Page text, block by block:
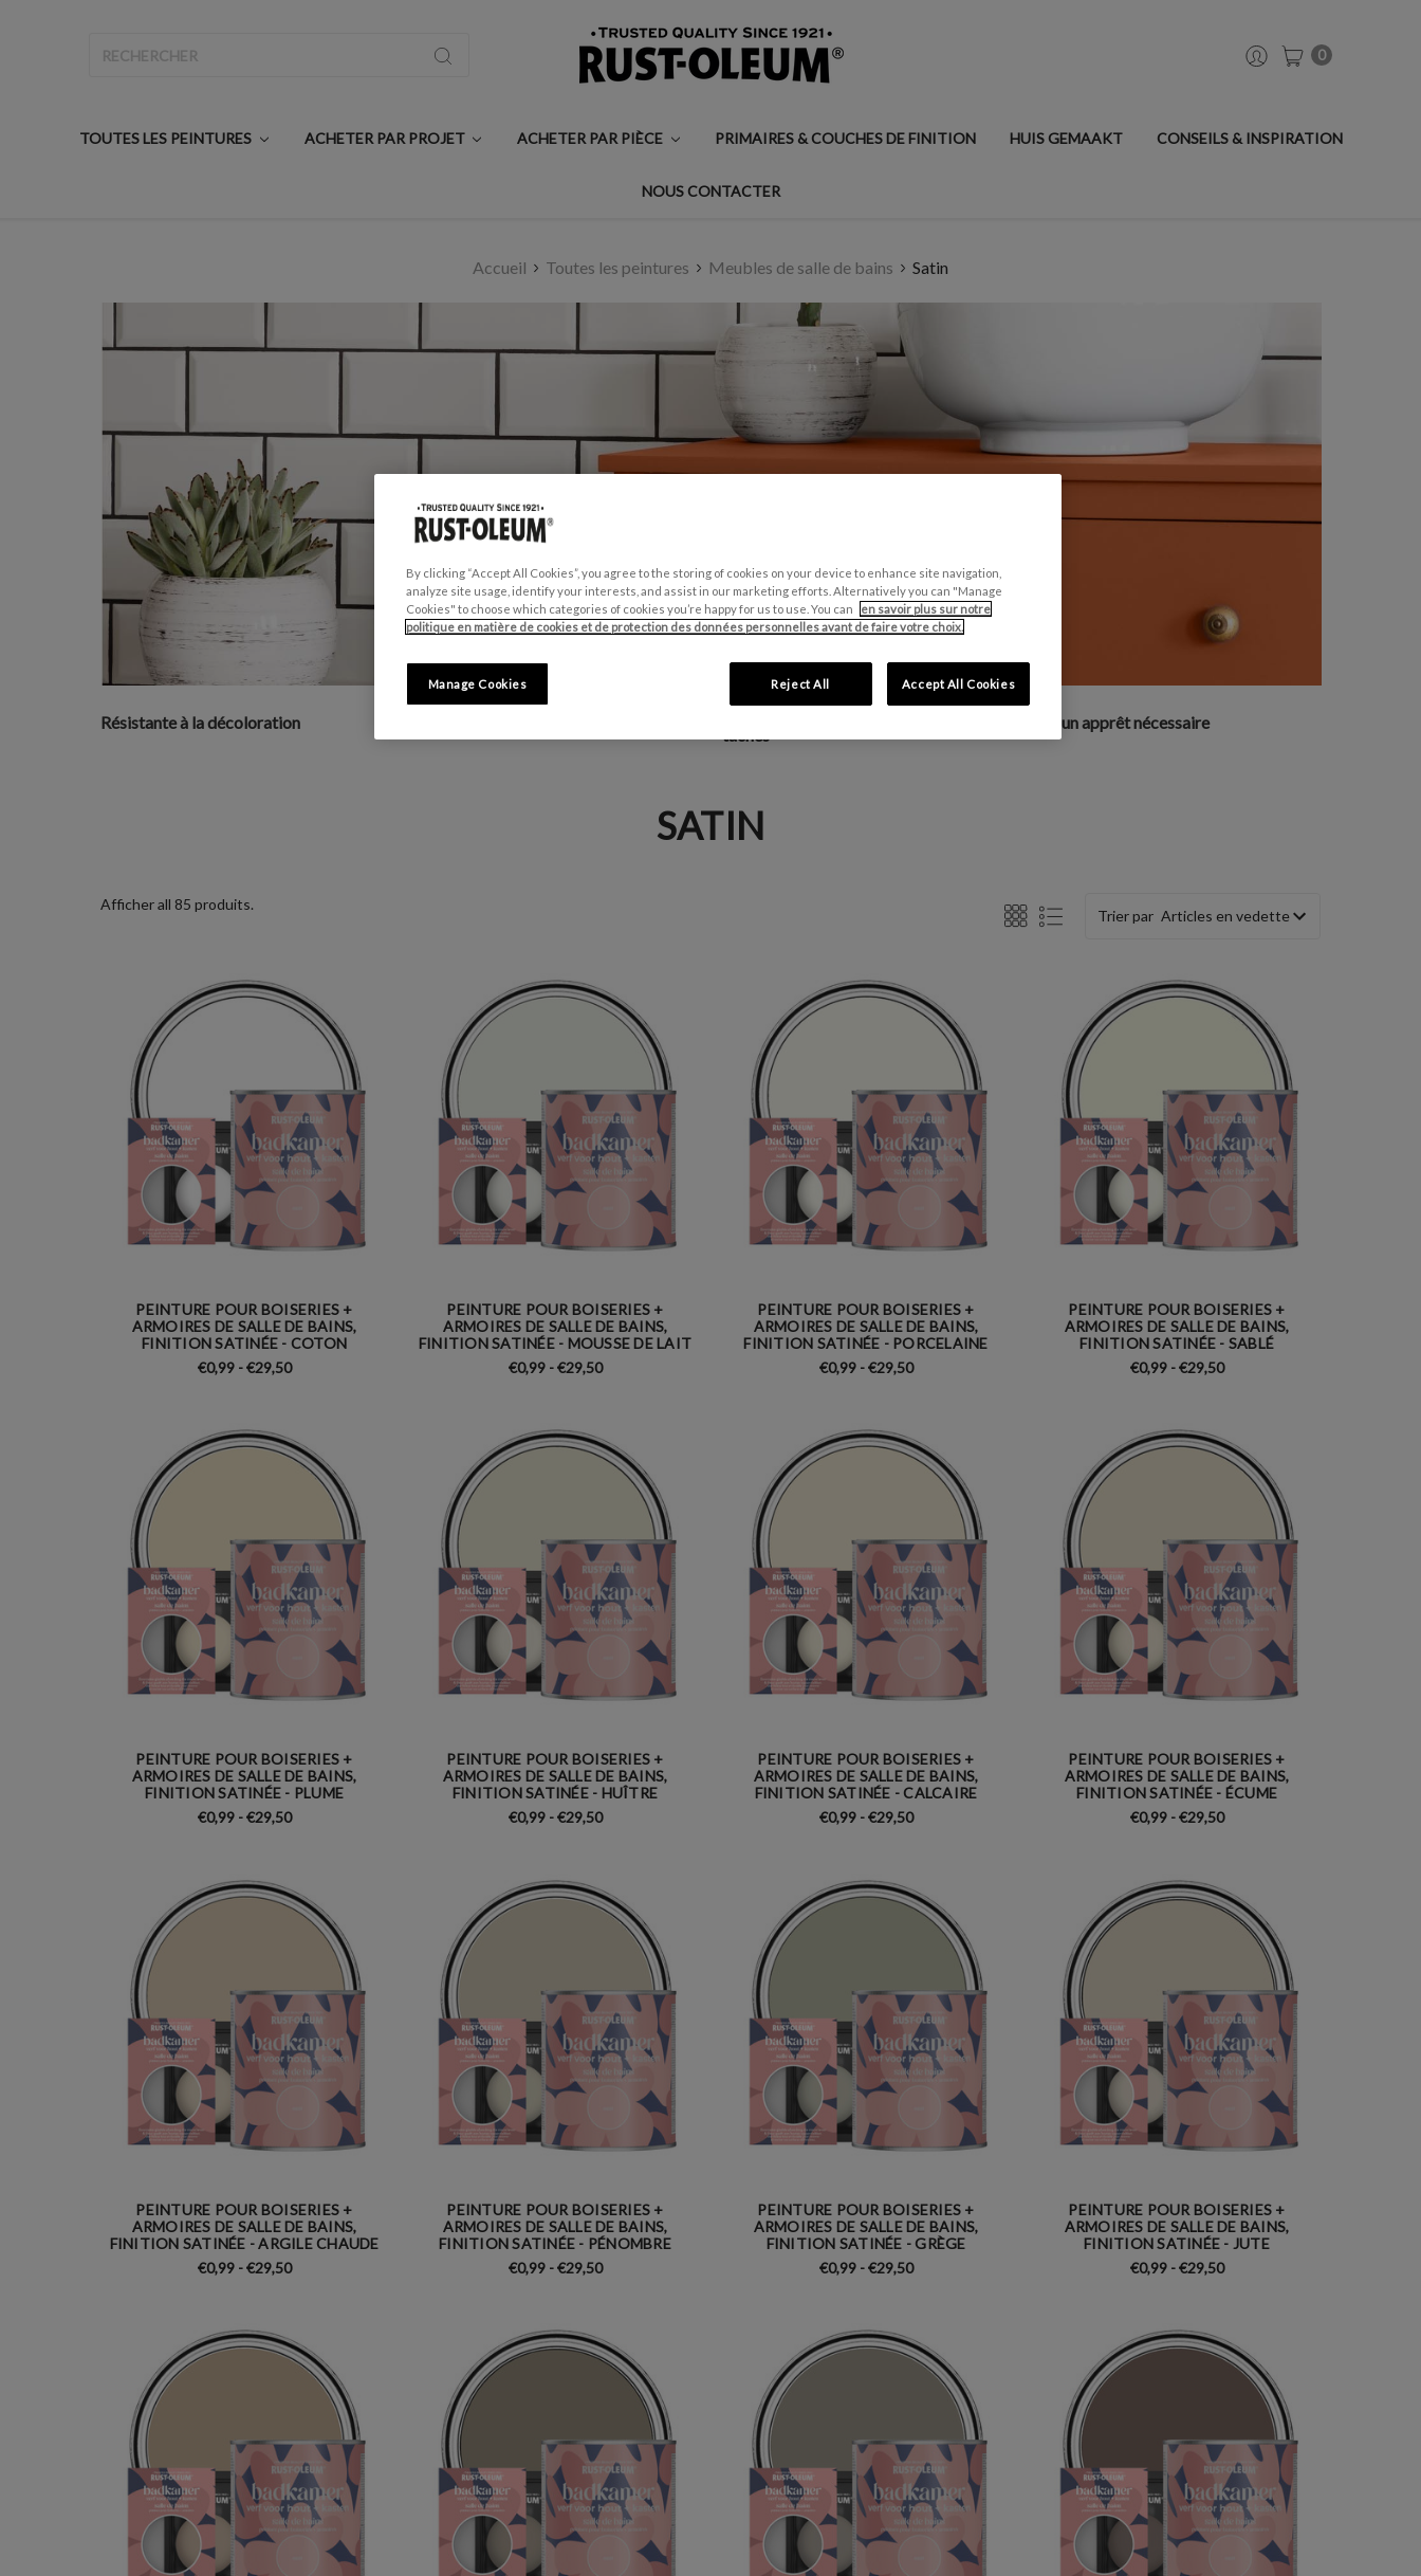
0
TOUTES LES PEINTURES ACHETER PAR PROJET ACHETER PAR PIÈCE PRIMAIRES & COUCHES DE FINITION HUIS GEMAAKT CONSEILS & INSPIRATION
NOUS CONTACTER
Accueil Toutes les peintures Meubles de salle de bains Satin
Résistante à la décoloration
Résistante aux moisissures et aux
taches
Aucun apprêt nécessaire
SATIN
Afficher all 85 produits.
Trier par
PEINTURE POUR BOISERIES +
ARMOIRES DE SALLE DE BAINS,
FINITION SATINÉE - COTON
€0,99 - €29,50
PEINTURE POUR BOISERIES +
ARMOIRES DE SALLE DE BAINS,
FINITION SATINÉE - MOUSSE DE LAIT
€0,99 - €29,50
PEINTURE POUR BOISERIES +
ARMOIRES DE SALLE DE BAINS,
FINITION SATINÉE - PORCELAINE
€0,99 - €29,50
PEINTURE POUR BOISERIES +
ARMOIRES DE SALLE DE BAINS,
FINITION SATINÉE - SABLÉ
€0,99 - €29,50
PEINTURE POUR BOISERIES +
ARMOIRES DE SALLE DE BAINS,
FINITION SATINÉE - PLUME
€0,99 - €29,50
PEINTURE POUR BOISERIES +
ARMOIRES DE SALLE DE BAINS,
FINITION SATINÉE - HUÎTRE
€0,99 - €29,50
PEINTURE POUR BOISERIES +
ARMOIRES DE SALLE DE BAINS,
FINITION SATINÉE - CALCAIRE
€0,99 - €29,50
PEINTURE POUR BOISERIES +
ARMOIRES DE SALLE DE BAINS,
FINITION SATINÉE - ÉCUME
€0,99 - €29,50
PEINTURE POUR BOISERIES +
ARMOIRES DE SALLE DE BAINS,
FINITION SATINÉE - ARGILE CHAUDE
€0,99 - €29,50
PEINTURE POUR BOISERIES +
ARMOIRES DE SALLE DE BAINS,
FINITION SATINÉE - PÉNOMBRE
€0,99 - €29,50
PEINTURE POUR BOISERIES +
ARMOIRES DE SALLE DE BAINS,
FINITION SATINÉE - GRÈGE
€0,99 - €29,50
PEINTURE POUR BOISERIES +
ARMOIRES DE SALLE DE BAINS,
FINITION SATINÉE - JUTE
€0,99 - €29,50
By clicking “Accept All Cookies”, you agree to the storing of cookies on your device to enhance site navigation,
analyze site usage, identify your interests, and assist in our marketing efforts. Alternatively you can "Manage
Cookies" to choose which categories of cookies you’re happy for us to use. You can
en savoir plus sur notre
politique en matière de cookies et de protection des données personnelles avant de faire votre choix.
Reject All Accept All Cookies
Manage Cookies